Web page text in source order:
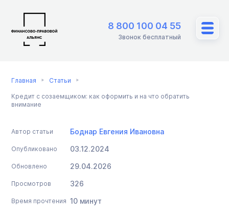
8 800 100 04 55
Звонок бесплатный
Главная Статьи
Кредит с созаемщиком: как оформить и на что обратить
внимание
Автор статьи Боднар Евгения Ивановна
Опубликовано 03.12.2024
Обновлено 29.04.2026
Просмотров 326
Время прочтения 10 минут